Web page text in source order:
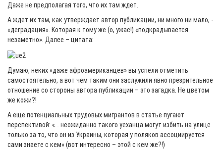
Даже не предполагая того, что их там ждет.
А ждет их там, как утверждает автор публикации, ни много ни мало, -
«деградация». Которая к тому же (о, ужас!) «подкрадывается
незаметно». Далее – цитата:
Думаю, неких «даже афроамериканцев» вы успели отметить
самостоятельно, а вот чем таким они заслужили явно презрительное
отношение со стороны автора публикации – это загадка. Не цветом
же кожи?!
А еще потенциальных трудовых мигрантов в статье пугают
перспективой: «… неожиданно такого уеханца могут избить на улице
только за то, что он из Украины, которая у поляков ассоциируется
сами знаете с кем» (вот интересно – этой с кем же?!)